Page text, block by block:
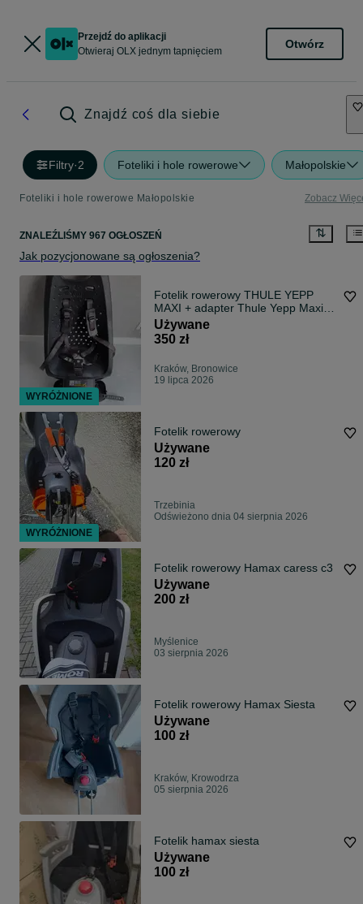
Przejdź do aplikacji
Otwieraj OLX jednym tapnięciem
Otwórz
Znajdź coś dla siebie
Filtry·2 Foteliki i hole rowerowe Małopolskie
Foteliki i hole rowerowe Małopolskie Zobacz
ZNALEŹLIŚMY 967 OGŁOSZEŃ
Jak pozycjonowane są ogłoszenia?
Fotelik rowerowy THULE YEPP
MAXI + adapter Thule Yepp Maxi
EasyFit
Używane
350 zł
Kraków, Bronowice
19 lipca 2026
Fotelik rowerowy
Używane
120 zł
Trzebinia
Odświeżono dnia 04 sierpnia 2026
Fotelik rowerowy Hamax caress c3
Używane
200 zł
Myślenice
03 sierpnia 2026
Fotelik rowerowy Hamax Siesta
Używane
100 zł
Kraków, Krowodrza
05 sierpnia 2026
Fotelik hamax siesta
Używane
100 zł
WYRÓŻNIONE
WYRÓŻNIONE